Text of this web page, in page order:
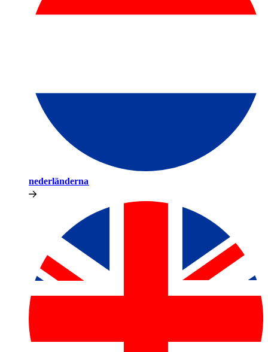
nederländerna​​